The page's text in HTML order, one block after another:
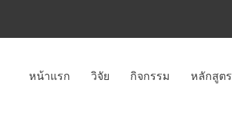
หน้าแรก วิจัย กิจกรรม หลักสูตร